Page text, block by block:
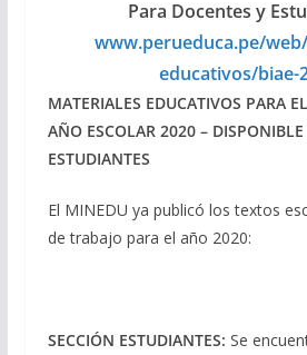
Para Docentes y
www.perueduca.pe/
educativos/biae-
MATERIALES EDUCATIVOS PARA
AÑO ESCOLAR 2020 –
ESTUDIANTES
El MINEDU ya publicó los textos
de trabajo para el año 2020:
SECCIÓN ESTUDIANTES: Se